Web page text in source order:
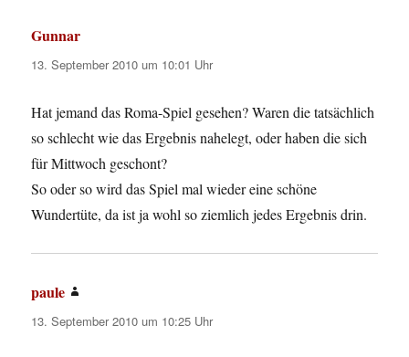
Gunnar
13. September 2010 um 10:01 Uhr
Hat jemand das Roma-Spiel gesehen? Waren die tatsächlich
so schlecht wie das Ergebnis nahelegt, oder haben die sich
für Mittwoch geschont?
So oder so wird das Spiel mal wieder eine schöne
Wundertüte, da ist ja wohl so ziemlich jedes Ergebnis drin.
paule
13. September 2010 um 10:25 Uhr